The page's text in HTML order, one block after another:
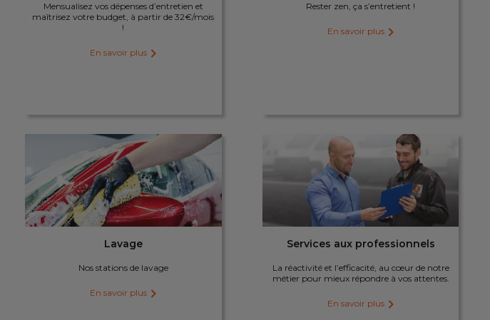
Mensualisez vos dépenses d’entretien et
maîtrisez votre budget, à partir de 32€/mois
!
En savoir plus
Rester zen, ça s’entretient !
En savoir plus
Lavage
Nos stations de lavage
En savoir plus
Services aux professionnels
La réactivité et l’efficacité, au cœur de notre
métier pour mieux répondre à vos attentes.
En savoir plus